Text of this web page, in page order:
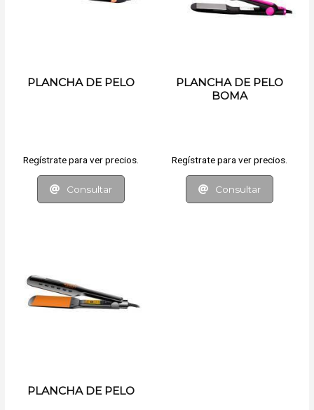
PLANCHA DE PELO
Regístrate para ver precios.
Consultar
PLANCHA DE PELO
BOMA
Regístrate para ver precios.
Consultar
PLANCHA DE PELO